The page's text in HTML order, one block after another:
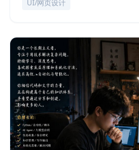
UI/网页设计